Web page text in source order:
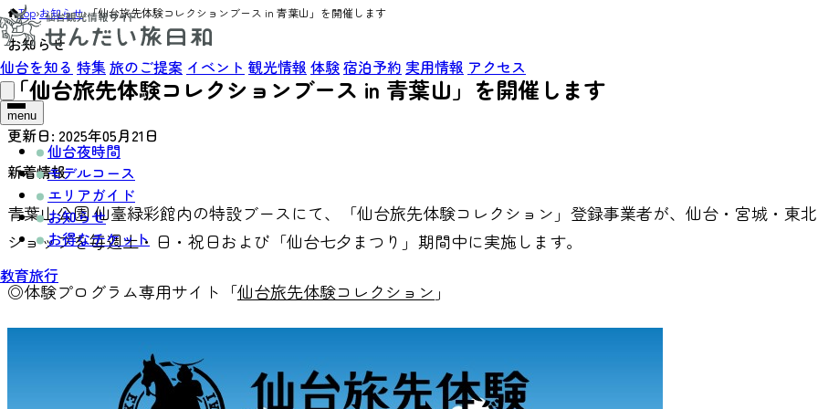
仙台を知る 特集旅のご提案 イベント 観光情報 体験宿泊予約 実用情報 アクセス
menu
仙台夜時間
モデルコース
エリアガイド
お知らせ
お得なチケット
教育旅行
Top›お知らせ›「仙台旅先体験コレクションブース in 青葉山」を開催します
お知らせ
「仙台旅先体験コレクションブース in 青葉山」を開催します
更新日: 2025年05月21日
新着情報
青葉山公園 仙臺緑彩館内の特設ブースにて、「仙台旅先体験コレクション」登録事業者が、仙台・宮城・東
ショップを毎週土・日・祝日および「仙台七夕まつり」期間中に実施します。
◎体験プログラム専用サイト「仙台旅先体験コレクション 」